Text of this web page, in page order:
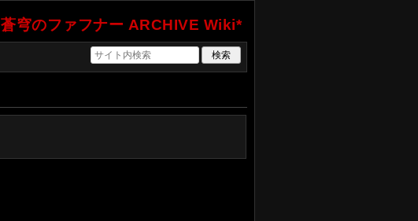
蒼穹のファフナー ARCHIVE Wiki*